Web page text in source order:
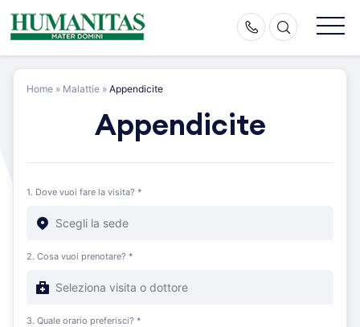
Skip
to
Home » Malattie » Appendicite
Appendicite
1. Dove vuoi fare la visita? *
2. Cosa vuoi prenotare? *
3. Quale orario preferisci? *